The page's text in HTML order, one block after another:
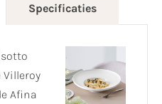
Specificaties
Afina